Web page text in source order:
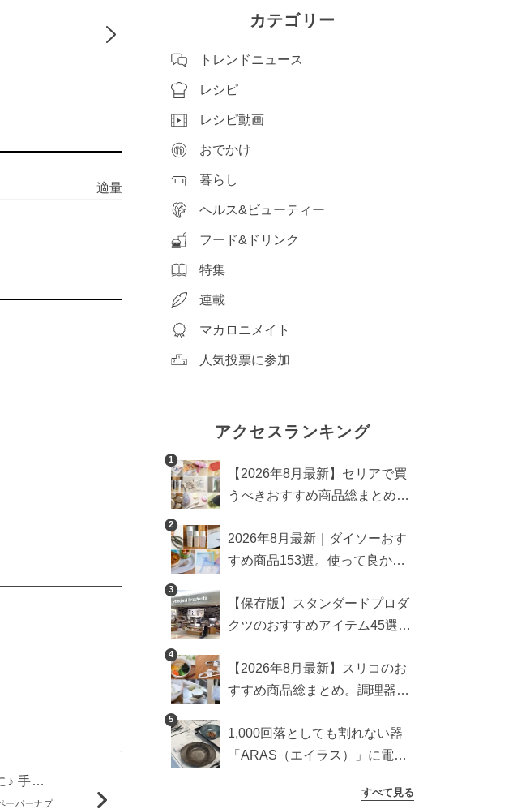
適量
♪ 手作
ーパーナプ
カテゴリー
トレンドニュース
レシピ
レシピ動画
おでかけ
暮らし
ヘルス&ビューティー
フード&ドリンク
特集
連載
マカロニメイト
人気投票に参加
アクセスランキング
1
【2026年8月最新】セリアで買
うべきおすすめ商品総まとめ。
2
2026年8月最新｜ダイソーおす
すめ商品153選。使って良かっ
3
【保存版】スタンダードプロダ
クツのおすすめアイテム45選。
4
【2026年8月最新】スリコのお
すすめ商品総まとめ。調理器具
5
1,000回落としても割れない器
「ARAS（エイラス）」に電子
すべて見る